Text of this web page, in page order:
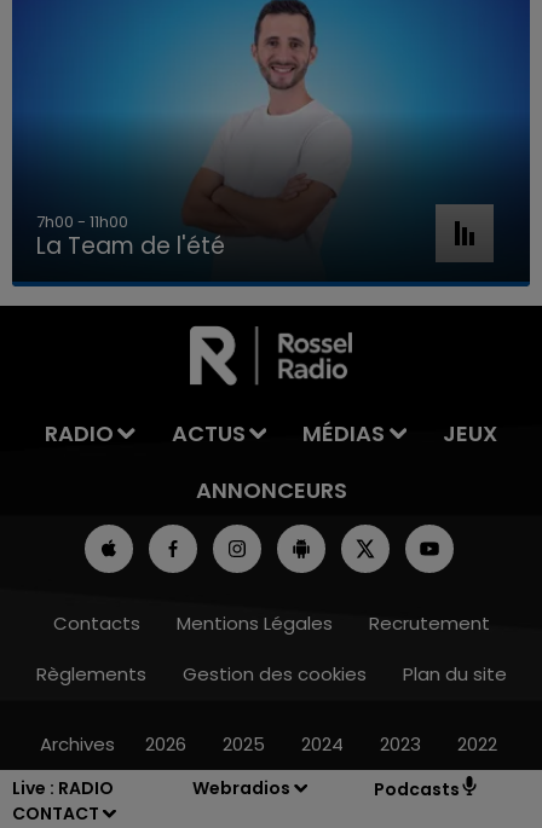
Live : RADIO
CONTACT
Webradios Podcasts
LA TEAM DE L'ÉTÉ
7h00 - 11h00
La Team de l'été
RADIO ACTUS MÉDIAS
JEUX
ANNONCEURS
Contacts Mentions Légales
Recrutement
Règlements
Gestion des cookies Plan du site
Archives 2026 2025 2024 2023 2022